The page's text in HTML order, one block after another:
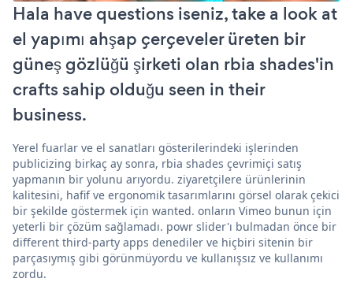
Hala have questions iseniz, take a look at
el yapımı ahşap çerçeveler üreten bir
güneş gözlüğü şirketi olan rbia shades'in
crafts sahip olduğu seen in their
business.
Yerel fuarlar ve el sanatları gösterilerindeki işlerinden
publicizing birkaç ay sonra, rbia shades çevrimiçi satış
yapmanın bir yolunu arıyordu. ziyaretçilere ürünlerinin
kalitesini, hafif ve ergonomik tasarımlarını görsel olarak çekici
bir şekilde göstermek için wanted. onların Vimeo bunun için
yeterli bir çözüm sağlamadı. powr slider'ı bulmadan önce bir
different third-party apps denediler ve hiçbiri sitenin bir
parçasıymış gibi görünmüyordu ve kullanışsız ve kullanımı
zordu.